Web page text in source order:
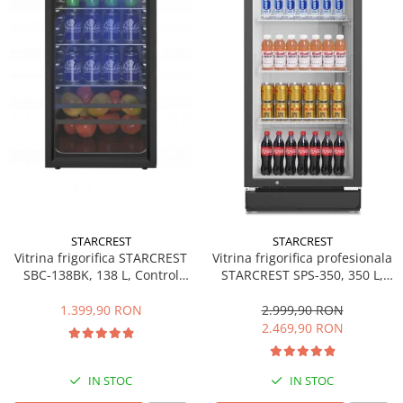
Cuptoare cu microunde
Cuptoare cu microunde
Hote de bucatarie
Incorporabile
Aparate frigorifice incorporabile
Plite incorporabile
Masini spalat vase
Plite standard
Vitrine frigorifice
STARCREST
Vitrina frigorifica STARCREST
SBC-138BK, 138 L, Control
cm, Negru
1.399,90 RON
IN STOC
STARCREST
Vitrina frigorifica profesionala
STARCREST SPS-350, 350 L,
LED, H 194.5 cm, Negru
2.999,90 RON
2.469,90 RON
IN STOC